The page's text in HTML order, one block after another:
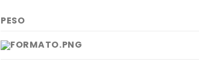
PESO